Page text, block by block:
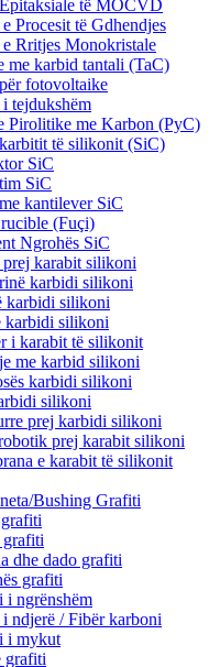
të MOCVD
e Procesit të Gdhendjes
e Rritjes Monokristale
me karbid tantali (TaC)
fotovoltaike
tejdukshëm
Pirolitike me Karbon (PyC)
të silikonit (SiC)
SiC
SiC
kantilever SiC
(Fuçi)
Ngrohës SiC
prej karabit silikoni
karbidi silikoni
karbidi silikoni
karbidi silikoni
i karabit të silikonit
me karbid silikoni
karbidi silikoni
silikoni
prej karbidi silikoni
prej karabit silikoni
e karabit të silikonit
Bushing Grafiti
grafiti
dhe dado grafiti
grafiti
i ngrënshëm
ndjerë / Fibër karboni
i mykut
grafiti